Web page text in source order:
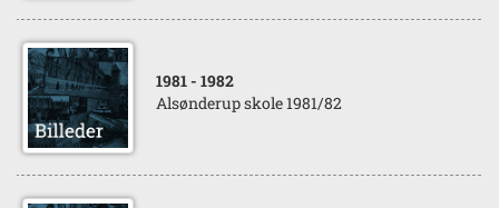
1981 - 1982
Alsønderup skole 1981/82